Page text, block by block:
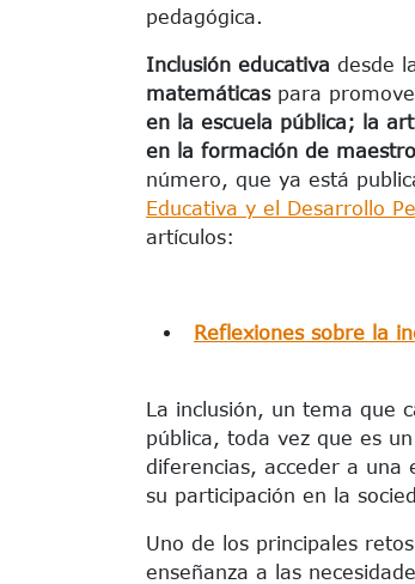
pedagógica.
Inclusión educativa desde
matemáticaspara
en la escuela pública; la
en la formación de
número, que ya está
Educativa y el Desarrollo
artículos:
Reflexiones sobre la
La inclusión, un tema que
pública, toda vez que es
diferencias, acceder a una
su participación en la
Uno de los principales
enseñanza a las